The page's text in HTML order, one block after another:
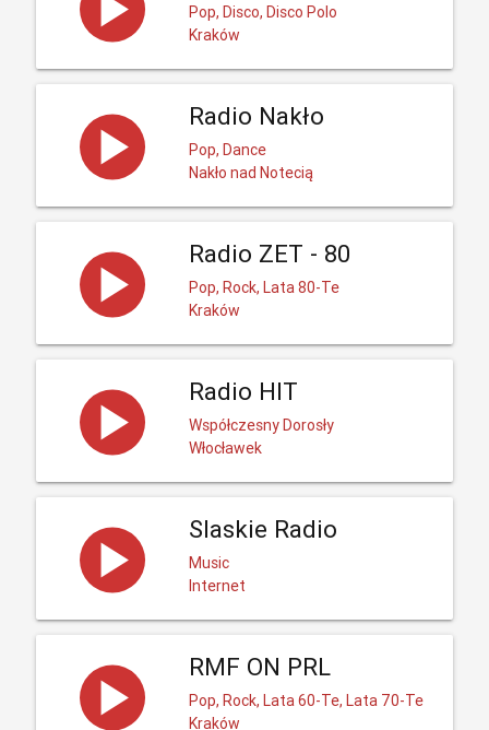
Pop, Disco, Disco Polo
Kraków
Radio Nakło
Pop, Dance
Nakło nad Notecią
Radio ZET - 80
Pop, Rock, Lata 80-Te
Kraków
Radio HIT
Współczesny Dorosły
Włocławek
Slaskie Radio
Music
Internet
RMF ON PRL
Pop, Rock, Lata 60-Te, Lata 70-Te
Kraków